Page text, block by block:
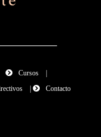
Cursos
| Contacto